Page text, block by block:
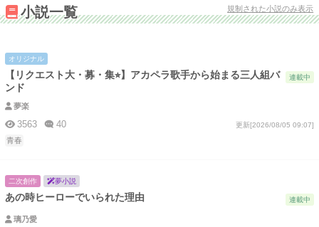
小説一覧 規制された小説のみ表示
オリジナル
【リクエスト大・募・集⭐︎】アカペラ歌手から始まる三人組バ
ンド
連載中
夢楽
3563 40 更新[2026/08/05 09:07]
青春
二次創作 夢小説
あの時ヒーローでいられた理由 連載中
璃乃愛